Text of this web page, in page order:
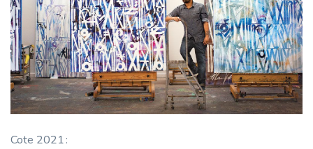
Cote 2021 :